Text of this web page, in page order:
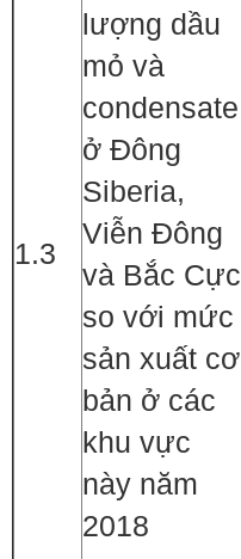
1.3
lượng dầu
mỏ và
condensate
ở Đông
Siberia,
Viễn Đông
và Bắc Cực
so với mức
sản xuất cơ
bản ở các
khu vực
này năm
2018